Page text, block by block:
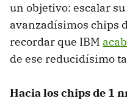
un objetivo: escalar
avanzadísimos chips
recordar que IBM
de ese reducidísimo
Hacia los chips de 1